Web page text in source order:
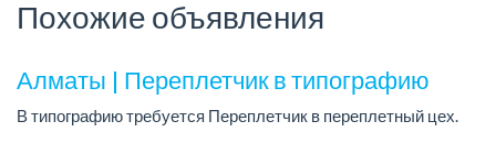
Похожие объявления
Алматы | Переплетчик в типографию
В типографию требуется Переплетчик в переплетный цех.